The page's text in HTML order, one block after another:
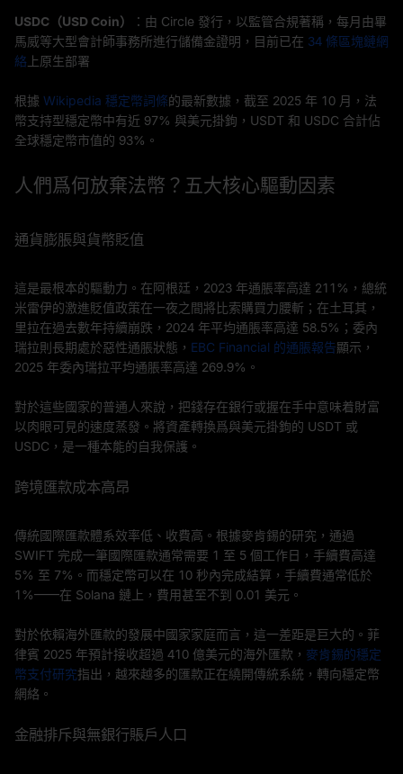
USDC（USD Coin）
：由 Circle 發行，以監管合規著稱，每月由畢
馬威等大型會計師事務所進行儲備金證明，目前已在 34 條區塊鏈網
絡 上原生部署
根據 Wikipedia 穩定幣詞條的最新數據，截至 2025 年 10 月，法
幣支持型穩定幣中有近 97% 與美元掛鉤，USDT 和 USDC 合計佔
全球穩定幣市值的 93%。
人們爲何放棄法幣？五大核心驅動因素
通貨膨脹與貨幣貶值
這是最根本的驅動力。在阿根廷，2023 年通脹率高達 211%，總統
米雷伊的激進貶值政策在一夜之間將比索購買力腰斬；在土耳其，
里拉在過去數年持續崩跌，2024 年平均通脹率高達 58.5%；委內
瑞拉則長期處於惡性通脹狀態， EBC Financial 的通脹報告顯示，
2025 年委內瑞拉平均通脹率高達 269.9%。
對於這些國家的普通人來說，把錢存在銀行或握在手中意味着財富
以肉眼可見的速度蒸發。將資產轉換爲與美元掛鉤的 USDT 或
USDC，是一種本能的自我保護。
跨境匯款成本高昂
傳統國際匯款體系效率低、收費高。根據麥肯錫的研究，通過
SWIFT 完成一筆國際匯款通常需要 1 至 5 個工作日，手續費高達
5% 至 7%。而穩定幣可以在 10 秒內完成結算，手續費通常低於
1%——在 Solana 鏈上，費用甚至不到 0.01 美元。
對於依賴海外匯款的發展中國家家庭而言，這一差距是巨大的。菲
律賓 2025 年預計接收超過 410 億美元的海外匯款， 麥肯錫的穩定
幣支付研究指出，越來越多的匯款正在繞開傳統系統，轉向穩定幣
網絡。
金融排斥與無銀行賬戶人口